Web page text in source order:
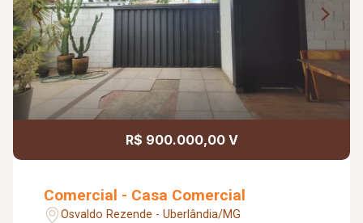
R$ 900.000,00 V
Comercial - Casa Comercial
Osvaldo Rezende - Uberlândia/MG